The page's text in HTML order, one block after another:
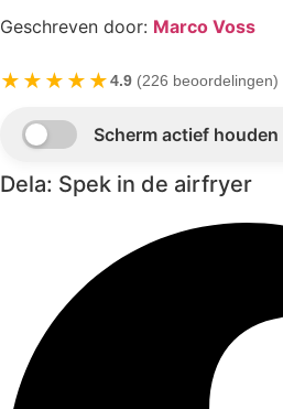
Geschreven door: Marco Voss
★★★★★4.9 (226 beoordelingen)
Dela: Spek in de airfryer